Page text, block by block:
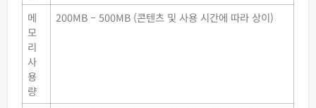
메
모
리
사
용
량
200MB – 500MB (콘텐츠 및 사용 시간에 따라 상이)